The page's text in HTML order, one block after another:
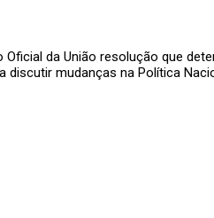
da União resolução que
mudanças na Política